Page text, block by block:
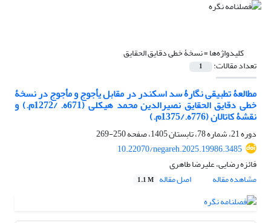
کلیدواژه‌ها =نسخۀ خطی دقایق الحقایق
تعداد مقالات: 1
مطالعۀ تطبیقی نگارۀ سد اسکندر در مقابل یأجوج و مأجوج در نسخۀ
خطی دقایق الحقایق نصیرالدین محمد هیکلی (671ه. /1272م.) و
نقشۀ کاتالان (776ه./1375م.)
دوره 21، شماره 78، تابستان 1405، صفحه
250-269
10.22070/negareh.2025.19986.3485
فائزه رضایی، علیرضا طاهری
مشاهده مقاله
اصل مقاله 1.1 M